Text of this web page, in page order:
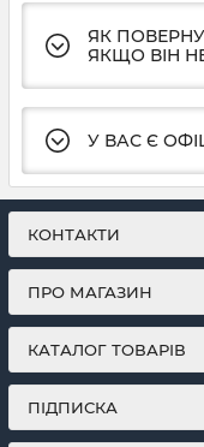
ЯК
ЯКЩО ВІН
У ВАС Є
КОНТАКТИ
ПРО МАГАЗИН
КАТАЛОГ ТОВАРІВ
ПІДПИСКА